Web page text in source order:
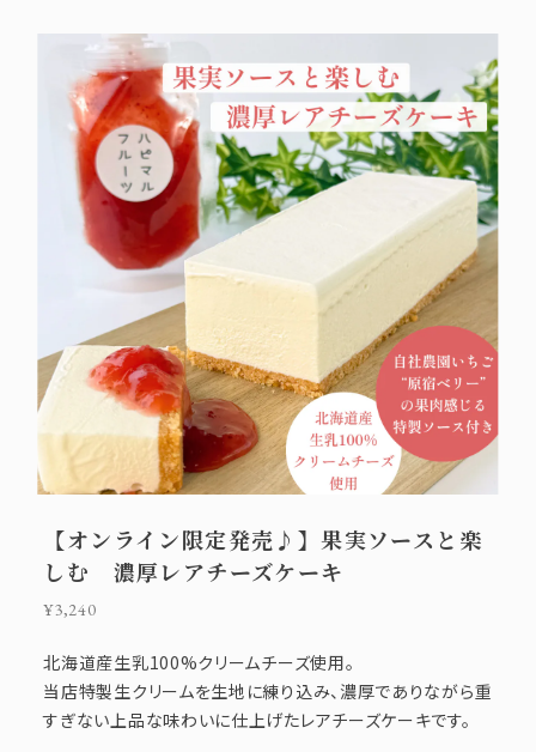
【オンライン限定発売♪】果実ソースと楽
しむ 濃厚レアチーズケーキ
¥3,240
北海道産生乳100%クリームチーズ使用。
当店特製生クリームを生地に練り込み、濃厚でありながら重
すぎない上品な味わいに仕上げたレアチーズケーキです。